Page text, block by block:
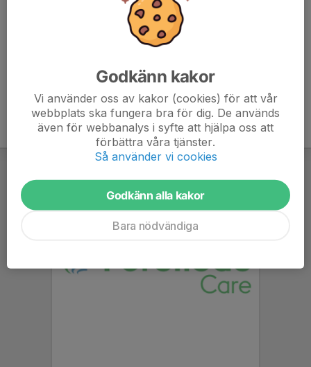
Godkänn kakor
Vi använder oss av kakor (cookies) för att vår
webbplats ska fungera bra för dig. De används
även för webbanalys i syfte att hjälpa oss att
förbättra våra tjänster.
Så använder vi cookies
Godkänn alla kakor
Bara nödvändiga